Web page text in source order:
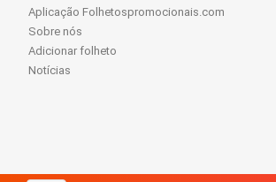
Aplicação Folhetospromocionais.com
Sobre nós
Adicionar folheto
Notícias